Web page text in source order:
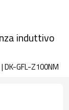
induttivo
DK-GFL-Z100NM